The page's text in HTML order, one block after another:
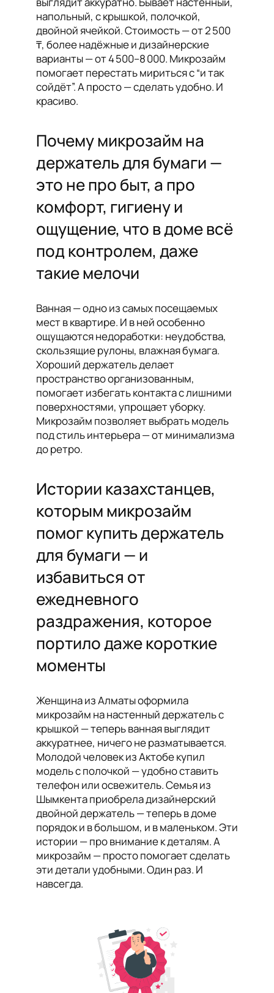
напольный, с крышкой, полочкой,
двойной ячейкой. Стоимость — от 2 500
₸, более надёжные и дизайнерские
варианты — от 4 500–8 000. Микрозайм
помогает перестать мириться с “и так
сойдёт”. А просто — сделать удобно. И
красиво.
Почему микрозайм на
держатель для бумаги —
это не про быт, а про
комфорт, гигиену и
ощущение, что в доме всё
под контролем, даже
такие мелочи
Ванная — одно из самых посещаемых
мест в квартире. И в ней особенно
ощущаются недоработки: неудобства,
скользящие рулоны, влажная бумага.
Хороший держатель делает
пространство организованным,
помогает избегать контакта с лишними
поверхностями, упрощает уборку.
Микрозайм позволяет выбрать модель
под стиль интерьера — от минимализма
до ретро.
Истории казахстанцев,
которым микрозайм
помог купить держатель
для бумаги — и
избавиться от
ежедневного
раздражения, которое
портило даже короткие
моменты
Женщина из Алматы оформила
микрозайм на настенный держатель с
крышкой — теперь ванная выглядит
аккуратнее, ничего не разматывается.
Молодой человек из Актобе купил
модель с полочкой — удобно ставить
телефон или освежитель. Семья из
Шымкента приобрела дизайнерский
двойной держатель — теперь в доме
порядок и в большом, и в маленьком. Эти
истории — про внимание к деталям. А
микрозайм — просто помогает сделать
эти детали удобными. Один раз. И
навсегда.